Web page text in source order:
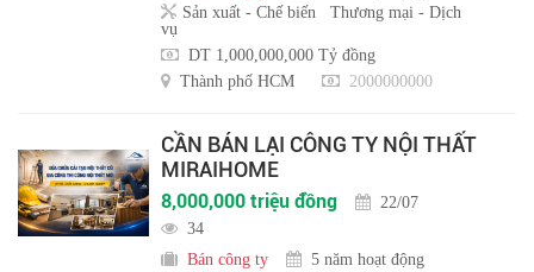
Sản xuất - Chế biến
Thương mại - Dịch
vụ
DT 1,000,000,000 Tỷ đồng
Thành phố HCM
2000000000
CẦN BÁN LẠI CÔNG TY NỘI THẤT
MIRAIHOME
8,000,000 triệu đồng
22/07
34
Bán công ty
5 năm hoạt động